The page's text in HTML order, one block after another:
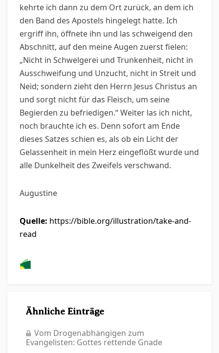
kehrte ich dann zu dem Ort zurück, an dem ich
den Band des Apostels hingelegt hatte. Ich
ergriff ihn, öffnete ihn und las schweigend den
Abschnitt, auf den meine Augen zuerst fielen:
„Nicht in Schwelgerei und Trunkenheit, nicht in
Ausschweifung und Unzucht, nicht in Streit und
Neid; sondern zieht den Herrn Jesus Christus an
und sorgt nicht für das Fleisch, um seine
Begierden zu befriedigen.“ Weiter las ich nicht,
noch brauchte ich es. Denn sofort am Ende
dieses Satzes schien es, als ob ein Licht der
Gelassenheit in mein Herz eingeflößt wurde und
alle Dunkelheit des Zweifels verschwand.
Augustine
Quelle: https://bible.org/illustration/take-and-
read
Ähnliche Einträge
Vom Drogenabhängigen zum
Evangelisten: Gottes rettende Gnade